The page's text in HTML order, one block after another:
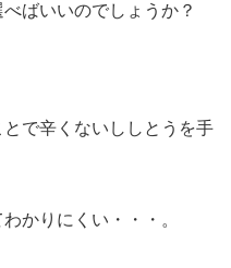
ばいいのでしょうか？
で辛くないししとうを手
かりにくい・・・。